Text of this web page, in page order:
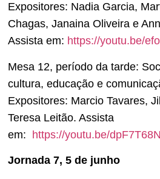
Expositores: Nadia Garcia,
Chagas, Janaina Oliveira e
Assista em: https://youtu.be/
Mesa 12, período da tarde:
cultura, educação e
Expositores: Marcio Tavares,
Teresa Leitão. Assista
em: https://youtu.be/
Jornada 7, 5 de junho